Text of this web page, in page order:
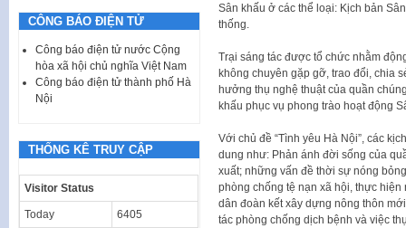
Sân khấu ở các thể loại: Kịch bản
thống.
Trại sáng tác được tổ chức nhằm
không chuyên gặp gỡ, trao đổi, chia
hưởng thụ nghệ thuật của quần
khấu phục vụ phong trào hoạt động
Với chủ đề “Tình yêu Hà Nội”, các
dung như: Phản ánh đời sống của
xuất; những vấn đề thời sự nóng
phòng chống tệ nạn xã hội, thực hiện
dân đoàn kết xây dựng nông thôn
tác phòng chống dịch bệnh và việc
CÔNG BÁO ĐIỆN TỬ
Công báo điện tử nước Cộng
hòa xã hội chủ nghĩa Việt Nam
Công báo điện tử thành phố Hà
Nội
THỐNG KÊ TRUY CẬP
Visitor Status
Today 6405